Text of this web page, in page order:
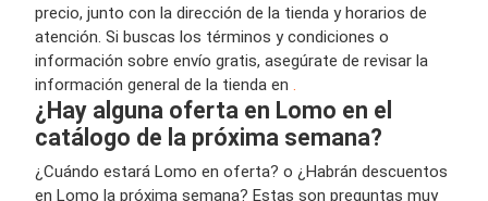
precio, junto con la dirección de la tienda y horarios de
atención. Si buscas los términos y condiciones o
información sobre envío gratis, asegúrate de revisar la
información general de la tienda en
¿Hay alguna oferta en Lomo en el
catálogo de la próxima semana?
¿Cuándo estará Lomo en oferta? o ¿Habrán descuentos
en Lomo la próxima semana? Estas son preguntas muy